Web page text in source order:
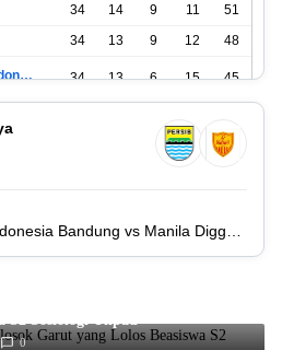
34 14 9 11
51
34 13 9 12
48
Persatuan Sepak Bola Indonesia Tangerang 34 13 6 15 45
17 39
34 8 10 16 34
Guru di Pelosok Garut yang
0